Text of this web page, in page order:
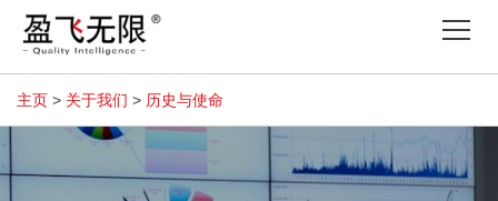
主页 > 关于我们 > 历史与使命